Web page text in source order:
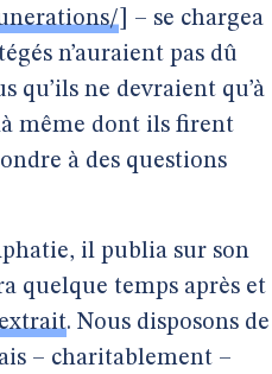
] – se chargea
n’auraient pas dû
qu’ils ne devraient qu’à
même dont ils firent
à des questions
il publia sur son
quelque temps après et
. Nous disposons de
– charitablement –